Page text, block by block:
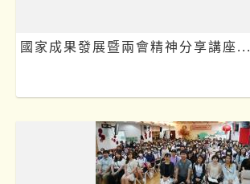
國家成果發展暨兩會精神分享講座...